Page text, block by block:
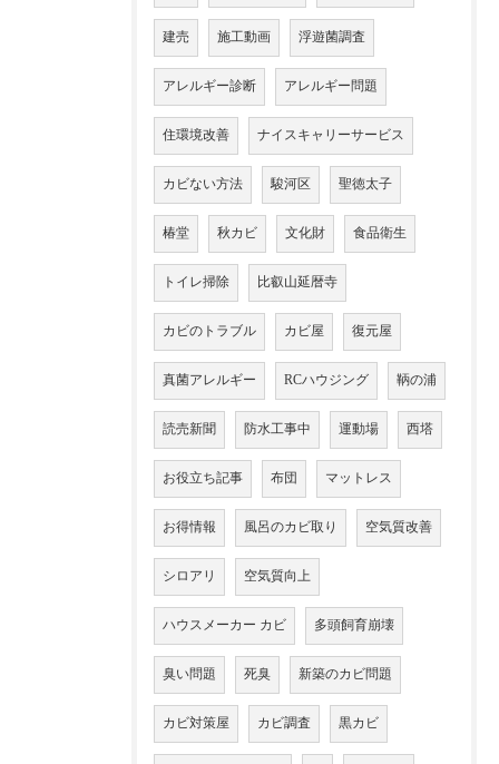
建売 施工動画 浮遊菌調査
アレルギー診断 アレルギー問題
住環境改善 ナイスキャリーサービス
カビない方法 駿河区 聖徳太子
椿堂 秋カビ 文化財 食品衛生
トイレ掃除 比叡山延暦寺
カビのトラブル カビ屋 復元屋
真菌アレルギー RCハウジング 鞆の浦
読売新聞 防水工事中 運動場 西塔
お役立ち記事 布団 マットレス
お得情報 風呂のカビ取り 空気質改善
シロアリ 空気質向上
ハウスメーカー カビ 多頭飼育崩壊
臭い問題 死臭 新築のカビ問題
カビ対策屋 カビ調査 黒カビ